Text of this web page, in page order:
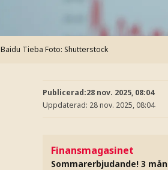
Baidu Tieba Foto: Shutterstock
Publicerad:28 nov. 2025, 08:04
Uppdaterad: 28 nov. 2025, 08:04
Finansmagasinet
Sommarerbjudande! 3